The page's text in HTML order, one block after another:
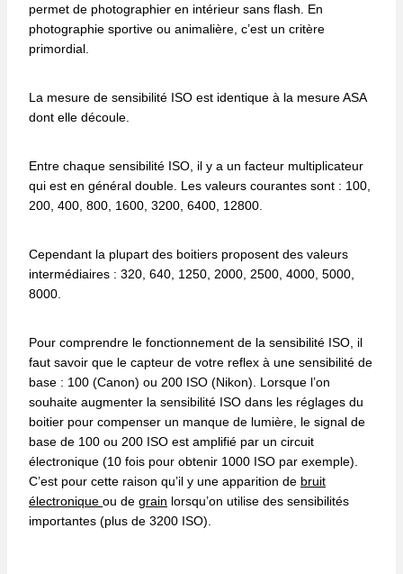
permet de photographier en intérieur sans flash. En
photographie sportive ou animalière, c’est un critère
primordial.
La mesure de sensibilité ISO est identique à la mesure ASA
dont elle découle.
Entre chaque sensibilité ISO, il y a un facteur multiplicateur
qui est en général double. Les valeurs courantes sont : 100,
200, 400, 800, 1600, 3200, 6400, 12800.
Cependant la plupart des boitiers proposent des valeurs
intermédiaires : 320, 640, 1250, 2000, 2500, 4000, 5000,
8000.
Pour comprendre le fonctionnement de la sensibilité ISO, il
faut savoir que le capteur de votre reflex à une sensibilité de
base : 100 (Canon) ou 200 ISO (Nikon). Lorsque l’on
souhaite augmenter la sensibilité ISO dans les réglages du
boitier pour compenser un manque de lumière, le signal de
base de 100 ou 200 ISO est amplifié par un circuit
électronique (10 fois pour obtenir 1000 ISO par exemple).
C’est pour cette raison qu’il y une apparition de bruit
électronique ou de grain lorsqu’on utilise des sensibilités
importantes (plus de 3200 ISO).